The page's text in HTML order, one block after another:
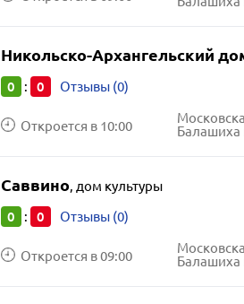
Никольско-Архангельский
0 : 0 Отзывы (0)
Откроется в 10:00
Балашиха
Саввино, дом культуры
0 : 0 Отзывы (0)
Откроется в 09:00
Балашиха